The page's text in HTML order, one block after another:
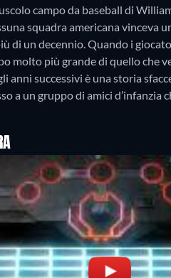
campo da baseball di
squadra americana
di un decennio. Quando i
molto più grande di quello che
anni successivi è una storia
a un gruppo di amici d’infanzia